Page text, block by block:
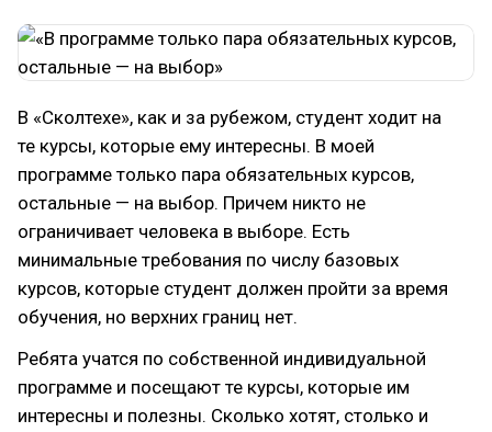
В «Сколтехе», как и за рубежом, студент ходит на
те курсы, которые ему интересны. В моей
программе только пара обязательных курсов,
остальные — на выбор. Причем никто не
ограничивает человека в выборе. Есть
минимальные требования по числу базовых
курсов, которые студент должен пройти за время
обучения, но верхних границ нет.
Ребята учатся по собственной индивидуальной
программе и посещают те курсы, которые им
интересны и полезны. Сколько хотят, столько и